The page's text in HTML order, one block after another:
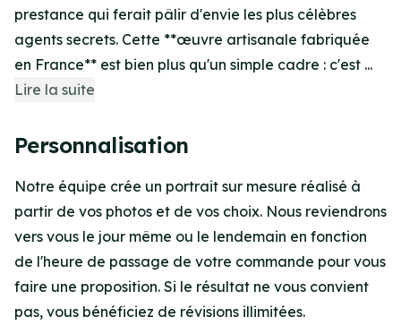
prestance qui ferait pâlir d'envie les plus célèbres
agents secrets. Cette **œuvre artisanale fabriquée
en France** est bien plus qu'un simple cadre : c'est ...
Lire la suite
Personnalisation
Notre équipe crée un portrait sur mesure réalisé à
partir de vos photos et de vos choix. Nous reviendrons
vers vous le jour même ou le lendemain en fonction
de l'heure de passage de votre commande pour vous
faire une proposition. Si le résultat ne vous convient
pas, vous bénéficiez de révisions illimitées.